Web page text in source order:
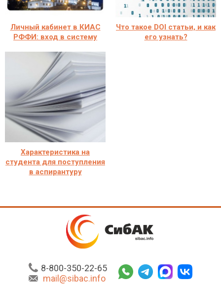
Личный кабинет в КИАС
РФФИ: вход в систему
Что такое DOI статьи, и как
его узнать?
Характеристика на
студента для поступления
в аспирантуру
8-800-350-22-65
mail@sibac.info